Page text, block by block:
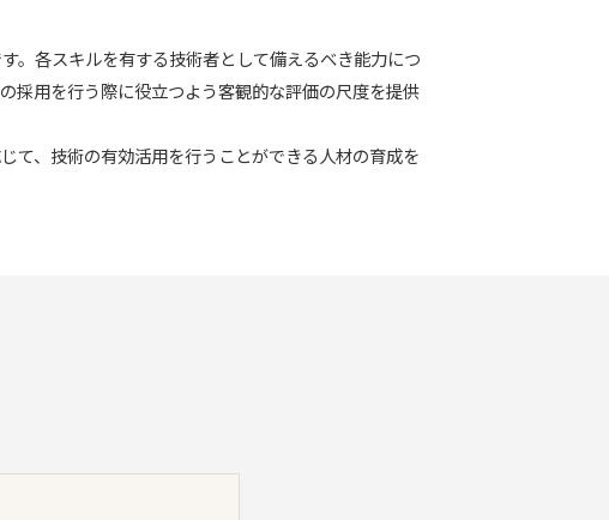
。各スキルを有する技術者として備えるべき能力につ
採用を行う際に役立つよう客観的な評価の尺度を提供
て、技術の有効活用を行うことができる人材の育成を